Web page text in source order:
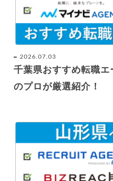
2026.07.03
千葉県おすすめ転職
のプロが厳選紹介！